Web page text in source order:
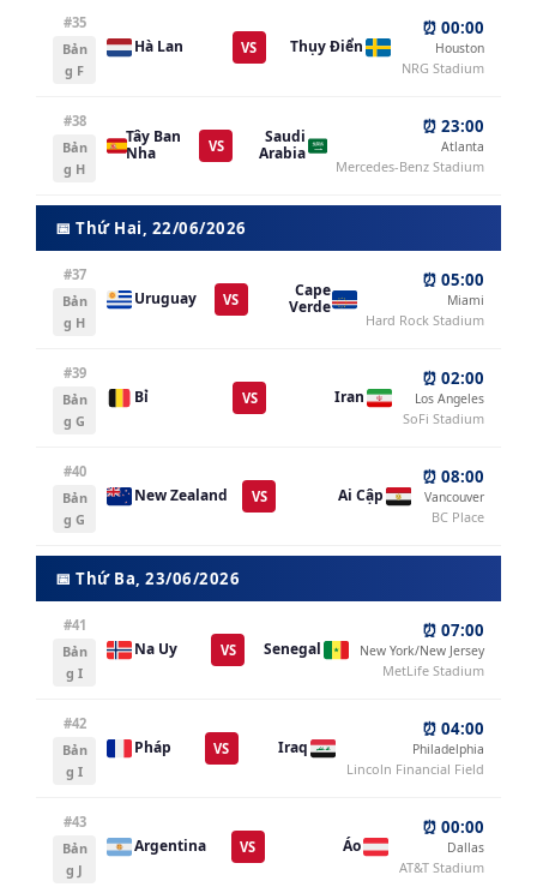
#35
Bản
g F
Hà Lan VS Thụy Điển
⏰ 00:00
Houston
NRG Stadium
#38
Bản
g H
Tây Ban
Nha
VS
Saudi
Arabia
⏰ 23:00
Atlanta
Mercedes-Benz Stadium
📅 Thứ Hai, 22/06/2026
#37
Bản
g H
Uruguay VS
Cape
Verde
⏰ 05:00
Miami
Hard Rock Stadium
#39
Bản
g G
Bỉ VS Iran
⏰ 02:00
Los Angeles
SoFi Stadium
#40
Bản
g G
New Zealand VS Ai Cập
⏰ 08:00
Vancouver
BC Place
📅 Thứ Ba, 23/06/2026
#41
Bản
g I
Na Uy VS Senegal
⏰ 07:00
New York/New Jersey
MetLife Stadium
#42
Bản
g I
Pháp VS Iraq
⏰ 04:00
Philadelphia
Lincoln Financial Field
#43
Bản
g J
Argentina VS Áo
⏰ 00:00
Dallas
AT&T Stadium